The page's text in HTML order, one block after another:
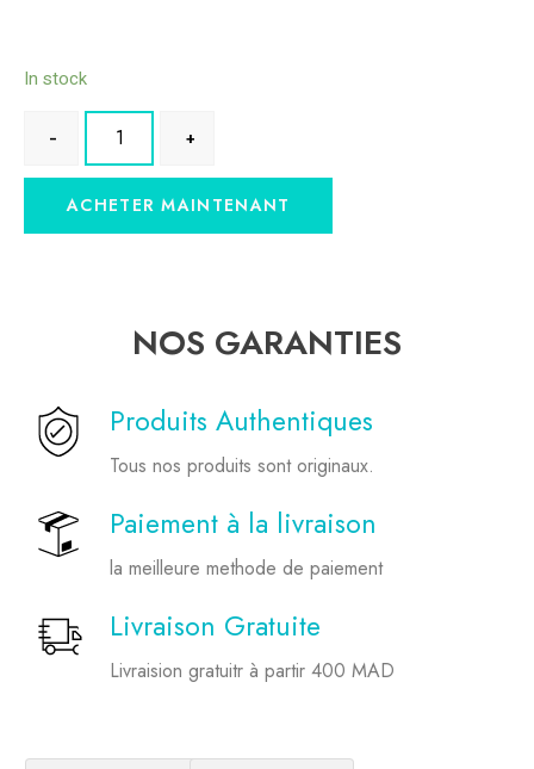
In stock
ACHETER MAINTENANT
NOS GARANTIES
Produits Authentiques
Tous nos produits sont originaux.
Paiement à la livraison
la meilleure methode de paiement
Livraison Gratuite
Livraision gratuitr à partir 400 MAD